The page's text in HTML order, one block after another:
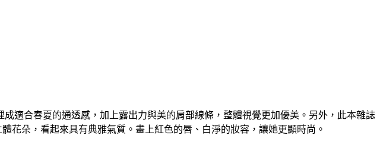
適合春夏的通透感，加上露出力與美的肩部線條，整體視覺更加優美。另外，此本雜誌
花朵，看起來具有典雅氣質。畫上紅色的唇、白淨的妝容，讓她更顯時尚。